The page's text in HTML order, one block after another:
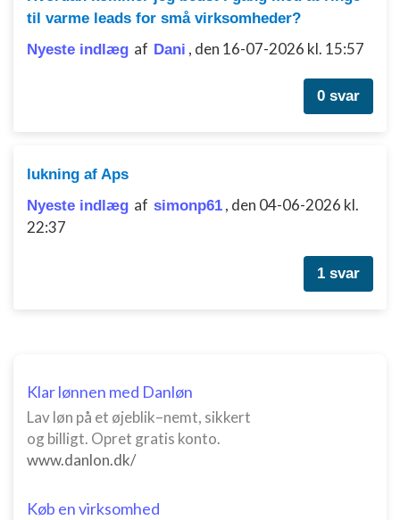
til varme leads for små virksomheder?
Nyeste indlæg af Dani , den 16-07-2026 kl. 15:57
0 svar
lukning af Aps
Nyeste indlæg af simonp61 , den 04-06-2026 kl.
22:37
1 svar
Klar lønnen med Danløn
Lav løn på et øjeblik–nemt, sikkert
og billigt. Opret gratis konto.
www.danlon.dk/
Køb en virksomhed
Forstå målgrupper gennem statistikker eller
kilder
Identificere enheder baseret på aktivt
anmodede oplysninger
Ikke-IAB-behandlingsformål:
Ydeevne